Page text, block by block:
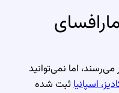
اما نمی‌توانید
اسپانیاثبت شده